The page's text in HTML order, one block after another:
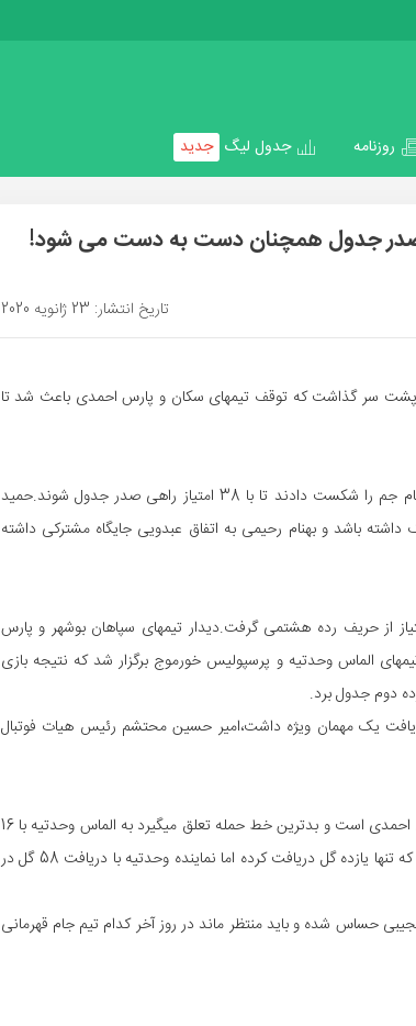
روزنامه جدول لیگ جدید
صدر جدول همچنان دست به دست می شود!
تاریخ انتشار: 23 ژانویه 2020
پشت سر گذاشت که توقف تیمهای سکان و پارس احمدی باعث شد تا
به گزارش فوتبال بوشهر آبی های تنگ زرد در خانه با دو گل جام جم را شکست دادند تا با 38 امتیاز راهی صدر جدول شوند.حمید
هم شریک داشته باشد و بهنام رحیمی به اتفاق عبدویی جایگاه مشترکی داشته
از حریف رده هشتمی گرفت.دیدار تیمهای سپاهان بوشهر و پارس
تیمهای الماس وحدتیه و پرسپولیس خورموج برگزار شد که نتیجه بازی
سود سیراف این خاتمه یافت یک مهمان ویژه داشت،امیر حسین محتشم رئیس هیات فوتبال
در پایان هفته نوزدهم این رقابتها بهترین خط حمله از آن پارس احمدی است و بدترین خط حمله تعلق میگیرد به الماس وحدتیه با 16
گل ،اما در آمار دفاعی بهترین خط دفاعی متعلق به سکان است که تنها یازده گل دریافت کرده اما نماینده وحدتیه با دریافت 58 گل در
حساس شده و باید منتظر ماند در روز آخر کدام تیم جام قهرمانی